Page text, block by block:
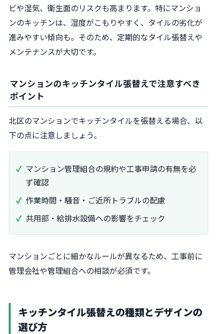
ビや湿気、衛生面のリスクも高まります。特にマンショ
ンのキッチンは、湿度がこもりやすく、タイルの劣化が
進みやすい傾向も。そのため、定期的なタイル張替えや
メンテナンスが大切です。
マンションのキッチンタイル張替えで注意すべき
ポイント
北区のマンションでキッチンタイルを張替える場合、以
下の点に注意しましょう。
マンション管理組合の規約や工事申請の有無を必
ず確認
作業時間・騒音・ご近所トラブルの配慮
共用部・給排水設備への影響をチェック
マンションごとに細かなルールが異なるため、工事前に
管理会社や管理組合への相談が必須です。
キッチンタイル張替えの種類とデザインの
選び方